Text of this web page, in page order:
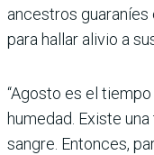
ancestros
para hallar alivio a
“Agosto es el
humedad. Existe
sangre. Entonces,